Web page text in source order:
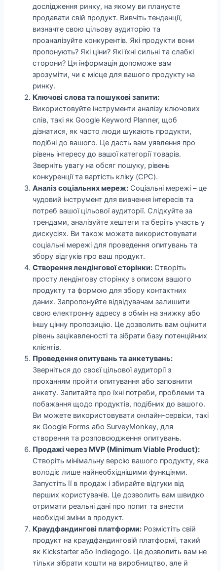
дослідження ринку, на якому ви плануєте
продавати свій продукт. Вивчіть тенденції,
визначте свою цільову аудиторію та
проаналізуйте конкурентів. Які продукти вони
пропонують? Які ціни? Які їхні сильні та слабкі
сторони? Ця інформація допоможе вам
зрозуміти, чи є місце для вашого продукту на
ринку.
Ключові слова та пошукові запити:
Використовуйте інструменти аналізу ключових
слів, такі як Google Keyword Planner, щоб
дізнатися, як часто люди шукають продукти,
подібні до вашого. Це дасть вам уявлення про
рівень інтересу до вашої категорії товарів.
Зверніть увагу на обсяг пошуку, рівень
конкуренції та вартість кліку (CPC).
Аналіз соціальних мереж: Соціальні мережі – це
чудовий інструмент для вивчення інтересів та
потреб вашої цільової аудиторії. Слідкуйте за
трендами, аналізуйте хештеги та беріть участь у
дискусіях. Ви також можете використовувати
соціальні мережі для проведення опитувань та
збору відгуків про ваш продукт.
Створення лендінгової сторінки: Створіть
просту лендінгову сторінку з описом вашого
продукту та формою для збору контактних
даних. Запропонуйте відвідувачам залишити
свою електронну адресу в обмін на знижку або
іншу цінну пропозицію. Це дозволить вам оцінити
рівень зацікавленості та зібрати базу потенційних
клієнтів.
Проведення опитувань та анкетувань:
Зверніться до своєї цільової аудиторії з
проханням пройти опитування або заповнити
анкету. Запитайте про їхні потреби, проблеми та
побажання щодо продуктів, подібних до вашого.
Ви можете використовувати онлайн-сервіси, такі
як Google Forms або SurveyMonkey, для
створення та розповсюдження опитувань.
Продажі через MVP (Minimum Viable Product):
Створіть мінімальну версію вашого продукту, яка
володіє лише найнеобхіднішими функціями.
Запустіть її в продаж і збирайте відгуки від
перших користувачів. Це дозволить вам швидко
отримати реальні дані про попит та внести
необхідні зміни в продукт.
Краудфандингові платформи: Розмістіть свій
продукт на краудфандинговій платформі, такий
як Kickstarter або Indiegogo. Це дозволить вам не
тільки зібрати кошти на виробництво, але й